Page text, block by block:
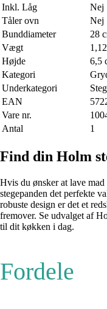
Inkl. Låg
Nej
Tåler ovn
Nej
Bunddiameter
28
Vægt
Højde
6,5
Kategori
Underkategori
EAN
Vare nr.
Antal
1
Find din Holm
Hvis du ønsker at lave
stegepanden det perfekte
robuste design er det et
fremover. Se udvalget af
til dit køkken i dag.
Fordele